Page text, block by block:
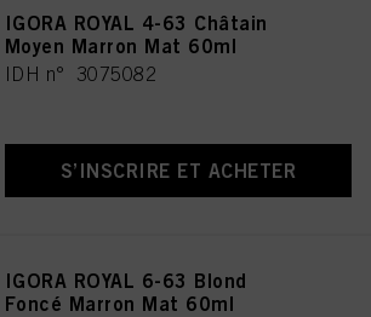
IGORA ROYAL 4-63 Châtain
Moyen Marron Mat 60ml
IDH n° 3075082
S’INSCRIRE ET ACHETER
IGORA ROYAL 6-63 Blond
Foncé Marron Mat 60ml